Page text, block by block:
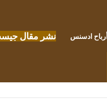
ادسنس نشر مقال